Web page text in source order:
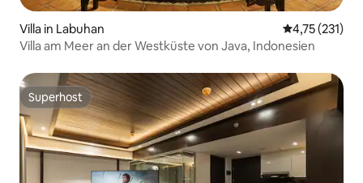
Villa in Labuhan
4,75 (231)
Villa am Meer an der Westküste von Java, Indonesien
Superhost
Superhost